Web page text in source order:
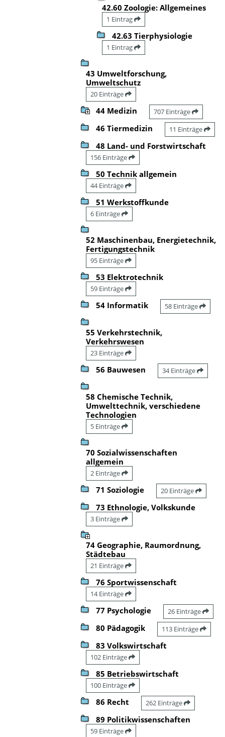
42.60 Zoologie: Allgemeines
1 Eintrag
42.63 Tierphysiologie
1 Eintrag
43 Umweltforschung,
Umweltschutz
20 Einträge
44 Medizin 707 Einträge
46 Tiermedizin 11 Einträge
48 Land- und Forstwirtschaft
156 Einträge
50 Technik allgemein
44 Einträge
51 Werkstoffkunde
6 Einträge
52 Maschinenbau, Energietechnik,
Fertigungstechnik
95 Einträge
53 Elektrotechnik
59 Einträge
54 Informatik 58 Einträge
55 Verkehrstechnik,
Verkehrswesen
23 Einträge
56 Bauwesen 34 Einträge
58 Chemische Technik,
Umwelttechnik, verschiedene
Technologien
5 Einträge
70 Sozialwissenschaften
allgemein
2 Einträge
71 Soziologie 20 Einträge
73 Ethnologie, Volkskunde
3 Einträge
74 Geographie, Raumordnung,
Städtebau
21 Einträge
76 Sportwissenschaft
14 Einträge
77 Psychologie 26 Einträge
80 Pädagogik 113 Einträge
83 Volkswirtschaft
102 Einträge
85 Betriebswirtschaft
100 Einträge
86 Recht 262 Einträge
89 Politikwissenschaften
59 Einträge